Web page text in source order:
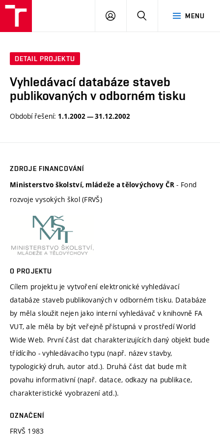
MENU
PŘIHLÁSIT
DETAIL PROJEKTU
Vyhledávací databáze staveb
publikovaných v odborném tisku
Období řešení: 1.1.2002 — 31.12.2002
ZDROJE FINANCOVÁNÍ
Ministerstvo školství, mládeže a tělovýchovy ČR - Fond
rozvoje vysokých škol (FRVŠ)
O PROJEKTU
Cílem projektu je vytvoření elektronické vyhledávací
databáze staveb publikovaných v odborném tisku. Databáze
by měla sloužit nejen jako interní vyhledávač v knihovně FA
VUT, ale měla by být veřejně přístupná v prostředí World
Wide Web. První část dat charakterizujících daný objekt bude
třídícího - vyhledávacího typu (např. název stavby,
typologický druh, autor atd.). Druhá část dat bude mít
povahu informativní (např. datace, odkazy na publikace,
charakteristické vyobrazení atd.).
OZNAČENÍ
FRVŠ 1983